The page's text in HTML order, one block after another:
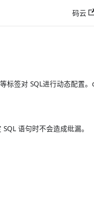
码云
标签对 SQL进行动态配置
语句时不会造成纰漏。